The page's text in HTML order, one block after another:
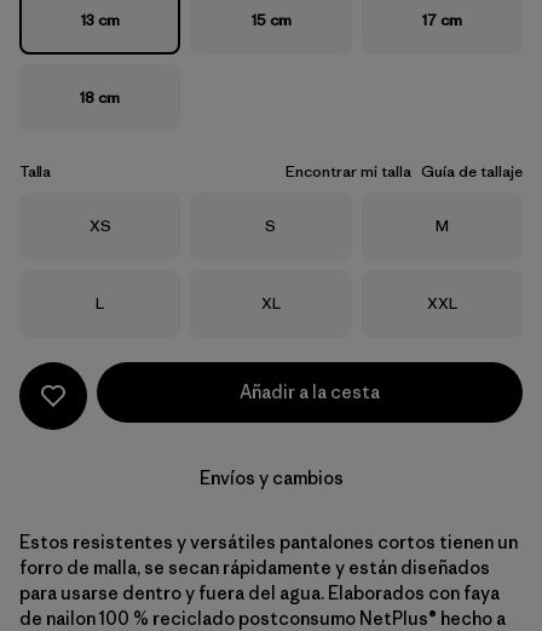
13 cm 15 cm 17 cm
18 cm
Talla Encontrar mi talla Guía de tallaje
Talla
XS Talla
S Talla
M
Talla
L Talla
XL Talla
XXL
Añadir a la cesta
Envíos y cambios
Estos resistentes y versátiles pantalones cortos tienen un
forro de malla, se secan rápidamente y están diseñados
para usarse dentro y fuera del agua. Elaborados con faya
de nailon 100 % reciclado postconsumo NetPlus® hecho a